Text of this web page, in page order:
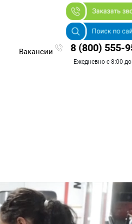
Вакансии 8 (800) 555-
Ежедневно с 8:00